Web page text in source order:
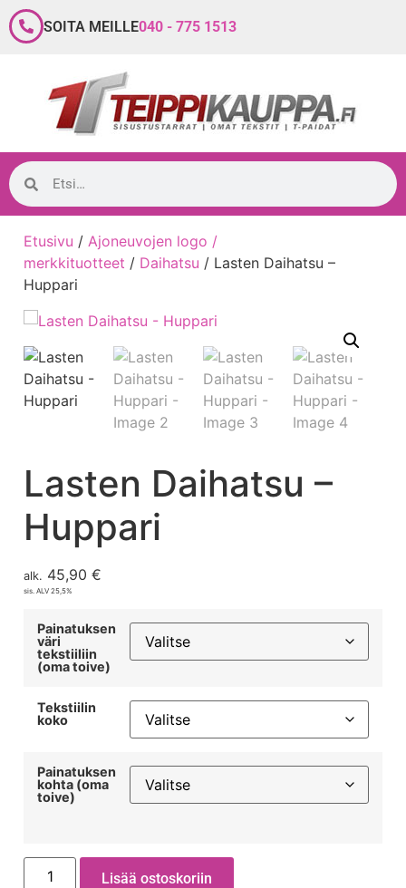
SOITA MEILLE040 - 775 1513
Etusivu / Ajoneuvojen logo /
merkkituotteet / Daihatsu / Lasten Daihatsu –
Huppari
Lasten Daihatsu –
Huppari
alk. 45,90 €
sis. ALV 25,5%
Painatuksen
väri
tekstiiliin
(oma toive)
Tekstiilin
koko
Painatuksen
kohta (oma
toive)
Lisää ostoskoriin